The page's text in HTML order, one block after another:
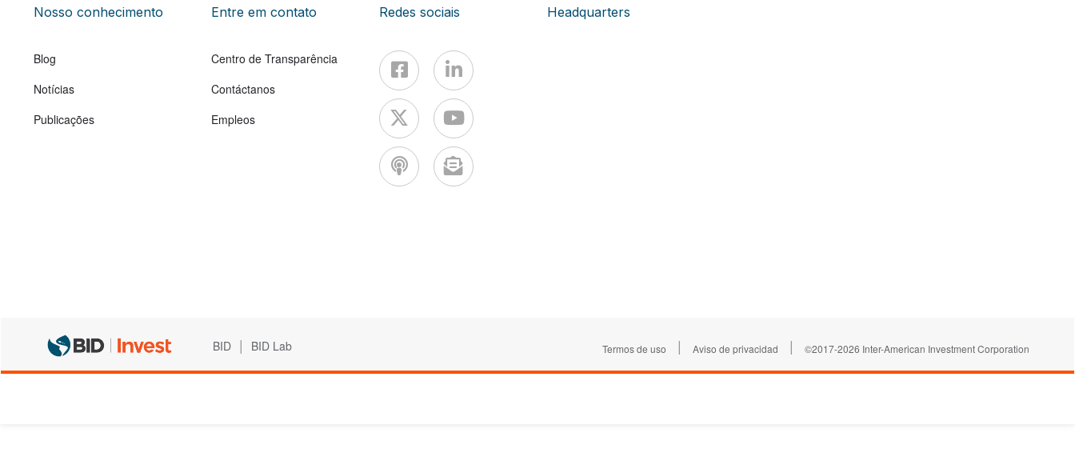
Nosso conhecimento
Blog
Notícias
Publicações
Entre em contato
Centro de Transparência
Contáctanos
Empleos
Redes sociais Headquarters
BID | BID Lab Termos de uso | Aviso de privacidad | ©2017-2026 Inter-American Investment Corporation